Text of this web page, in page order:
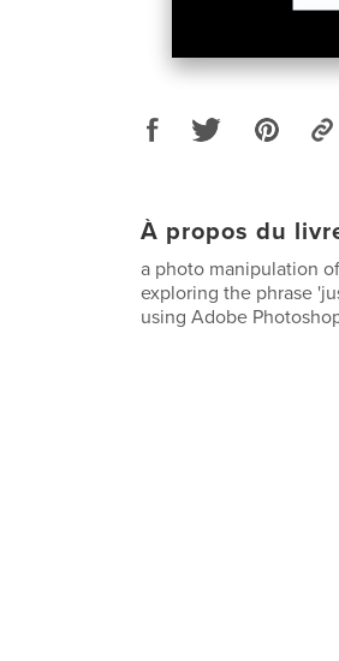
À propos du
a photo manipulation
exploring the phrase
using Adobe